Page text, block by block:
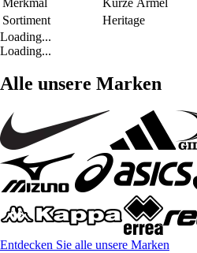
Sortiment
Heritage
Loading...
Loading...
Alle unsere Marken
Entdecken Sie alle unsere Marken